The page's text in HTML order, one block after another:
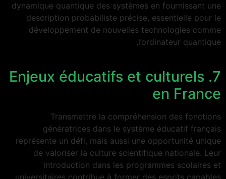
dynamique quantique des systèmes en fournissant une
description probabiliste précise, essentielle pour le
développement de nouvelles technologies comme
l’ordinateur quantique.
7. Enjeux éducatifs et culturels
en France
Transmettre la compréhension des fonctions
génératrices dans le système éducatif français
représente un défi, mais aussi une opportunité unique
de valoriser la culture scientifique nationale. Leur
introduction dans les programmes scolaires et
universitaires contribue à former des esprits capables